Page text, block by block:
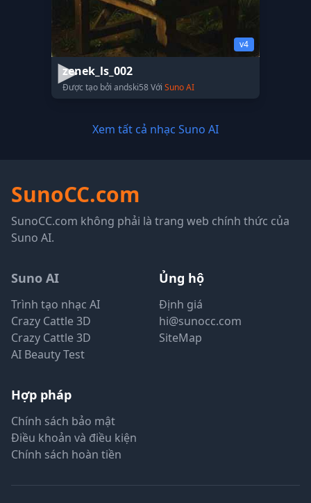
v4
zenek_ls_002
Được tạo bởi andski58 Với Suno AI
Xem tất cả nhạc Suno AI
SunoCC.com
SunoCC.com không phải là trang web chính thức của
Suno AI.
Suno AI
Trình tạo nhạc AI
Crazy Cattle 3D
Crazy Cattle 3D
AI Beauty Test
Ủng hộ
Định giá
hi@sunocc.com
SiteMap
Hợp pháp
Chính sách bảo mật
Điều khoản và điều kiện
Chính sách hoàn tiền